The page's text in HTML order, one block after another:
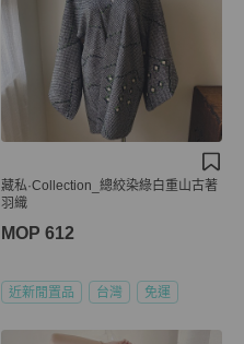
藏私·Collection_總絞染綠白重山古著
羽織
MOP 612
近新閒置品 台灣 免運